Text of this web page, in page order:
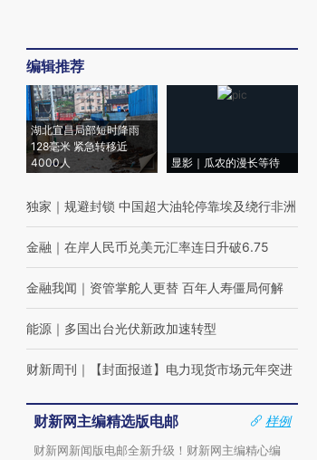
编辑推荐
湖北宜昌局部短时降雨
128毫米 紧急转移近
4000人
显影｜瓜农的漫长等待
独家 ｜ 规避封锁 中国超大油轮停靠埃及绕行非洲
金融 ｜ 在岸人民币兑美元汇率连日升破6.75
金融我闻 ｜ 资管掌舵人更替 百年人寿僵局何解
能源 ｜ 多国出台光伏新政加速转型
财新周刊 ｜ 【封面报道】电力现货市场元年突进
财新网主编精选版电邮
样例
财新网新闻版电邮全新升级！财新网主编精心编